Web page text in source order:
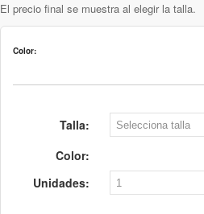
El precio final se muestra al elegir la talla.
Color:
Talla:
Color:
Unidades: